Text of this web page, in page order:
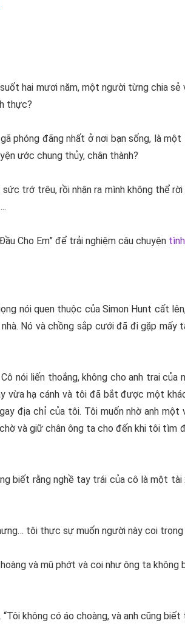
hai mươi năm, một người từng chia sẻ
thực?
phóng đãng nhất ở nơi bạn sống, là
ước chung thủy, chân thành?
trớ trêu, rồi nhận ra mình không thể
Cho Em” để trải nghiệm câu chuyện
nói quen thuộc của Simon Hunt cất
Nó và chồng sắp cưới đã đi gặp mấy
nói liến thoắng, không cho anh trai
vừa hạ cánh và tôi đã bắt được một
địa chỉ của tôi. Tôi muốn nhờ anh
và giữ chân ông ta cho đến khi tôi tìm
biết rằng nghề tay trái của cô là một
tôi thực sự muốn người này coi trọng
và mũ phớt và coi như ông ta
không có áo choàng, và anh cũng biết